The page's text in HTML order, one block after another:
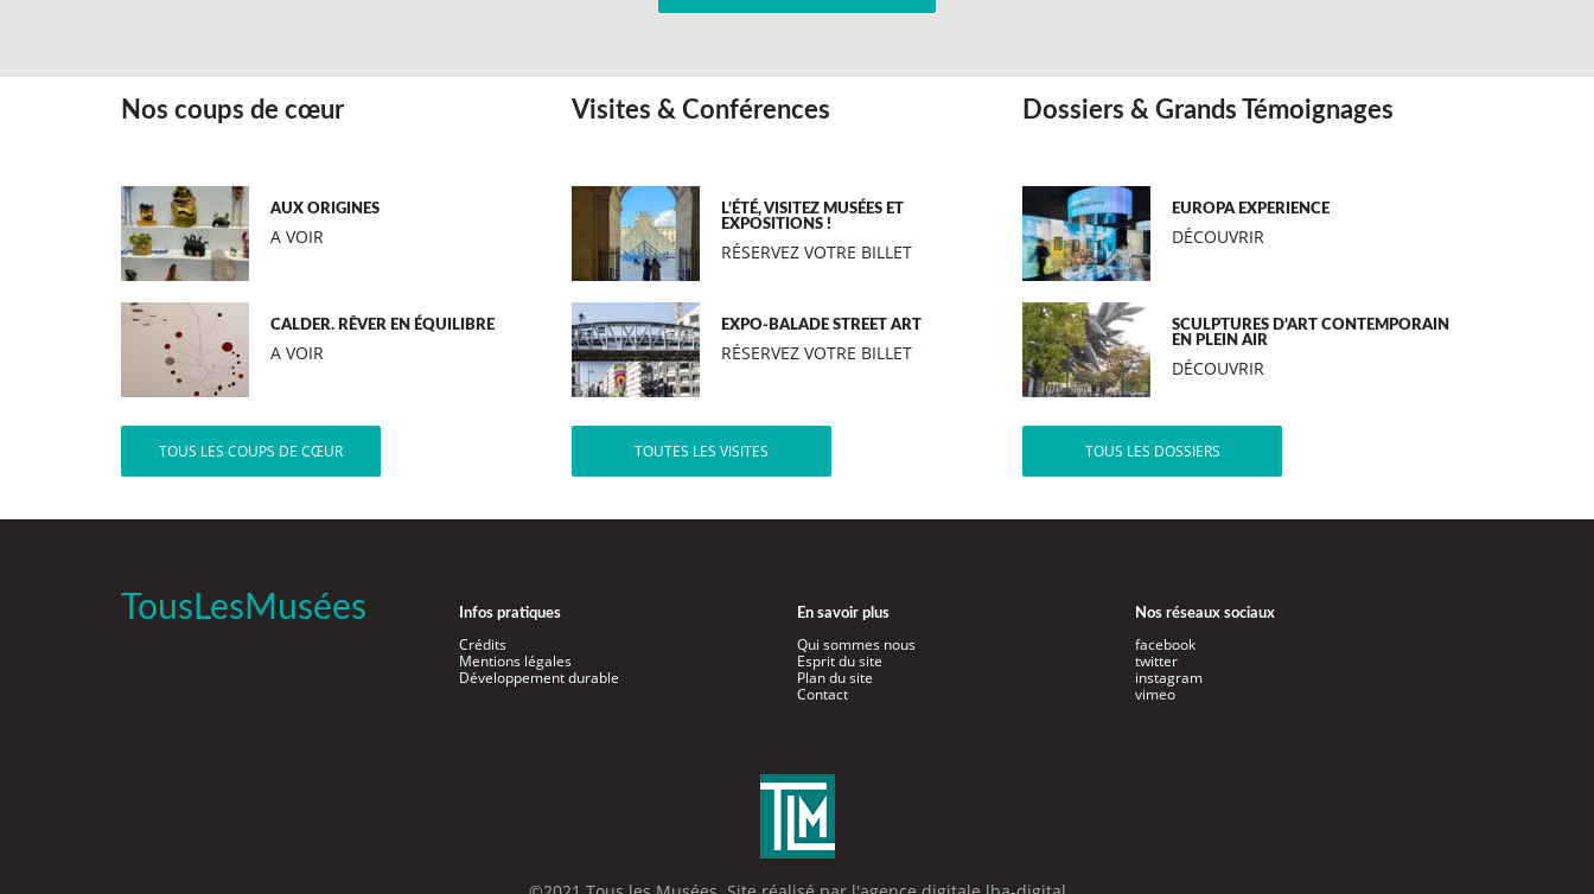
Nos coups de cœur
AUX ORIGINES
A VOIR
CALDER. RÊVER EN ÉQUILIBRE
A VOIR
TOUS LES COUPS DE CŒUR
Visites & Conférences
L’ÉTÉ, VISITEZ MUSÉES ET
EXPOSITIONS !
RÉSERVEZ VOTRE BILLET
EXPO-BALADE STREET ART
RÉSERVEZ VOTRE BILLET
TOUTES LES VISITES
Dossiers & Grands Témoignages
EUROPA EXPERIENCE
DÉCOUVRIR
SCULPTURES D’ART CONTEMPORAIN
EN PLEIN AIR
DÉCOUVRIR
TOUS LES DOSSIERS
TousLesMusées Infos pratiques
Crédits
Mentions légales
Développement durable
En savoir plus
Qui sommes nous
Esprit du site
Plan du site
Contact
Nos réseaux sociaux
facebook
twitter
instagram
vimeo